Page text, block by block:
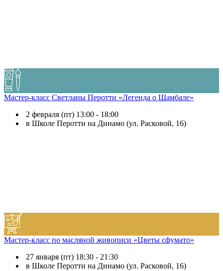
Мастер-класс Светланы Перотти «Легенда о Шамбале»
2 февраля (пт) 13:00 - 18:00
в Школе Перотти на Динамо (ул. Расковой, 16)
Мастер-класс по масляной живописи «Цветы сфумато»
27 января (пт) 18:30 - 21:30
в Школе Перотти на Динамо (ул. Расковой, 16)